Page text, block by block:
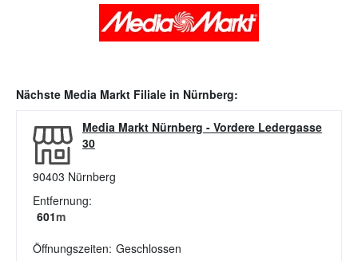
Nächste Media Markt Filiale in Nürnberg:
Media Markt Nürnberg - Vordere Ledergasse
30
90403 Nürnberg
Entfernung:
601m
Öffnungszeiten: Geschlossen